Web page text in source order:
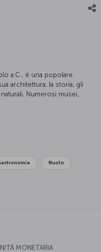
a.C., è una popolare
architettura, la storia, gli
Numerosi musei,
più famose del
e la Tunisia.
Nuoto
MONETARIA